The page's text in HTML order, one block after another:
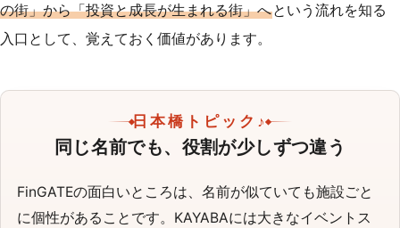
の街」から「投資と成長が生まれる街」へという流れを知る
入口として、覚えておく価値があります。
日本橋トピック♪
同じ名前でも、役割が少しずつ違う
FinGATEの面白いところは、名前が似ていても施設ごと
に個性があることです。KAYABAには大きなイベントス